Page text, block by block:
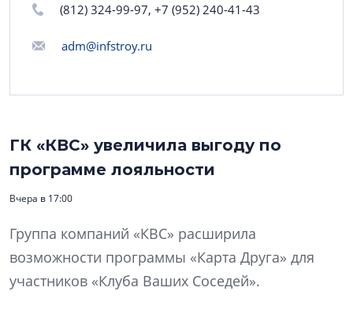
(812) 324-99-97, +7 (952) 240-41-43
adm@infstroy.ru
ГК «КВС» увеличила выгоду по
программе лояльности
Вчера в 17:00
Группа компаний «КВС» расширила
возможности программы «Карта Друга» для
участников «Клуба Ваших Соседей».